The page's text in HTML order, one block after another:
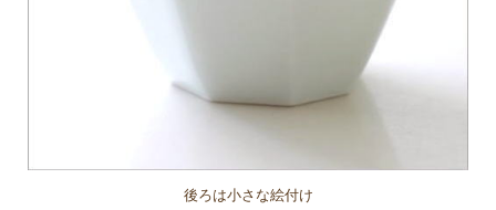
後ろは小さな絵付け